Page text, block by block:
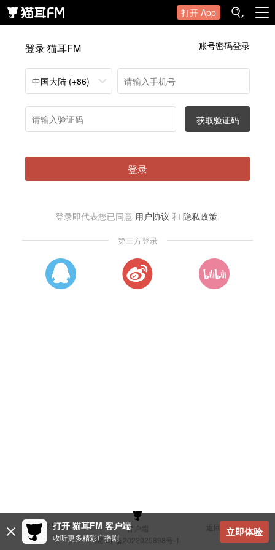
打开 App
登录 猫耳FM 账号密码登录
中国大陆 (+86)
获取验证码
登录
登录即代表您已同意 用户协议 和 隐私政策
第三方登录
建议与反馈 客户端
返回顶部
冀ICP备2022025898号-1
打开 猫耳FM 客户端
收听更多精彩广播剧 立即体验